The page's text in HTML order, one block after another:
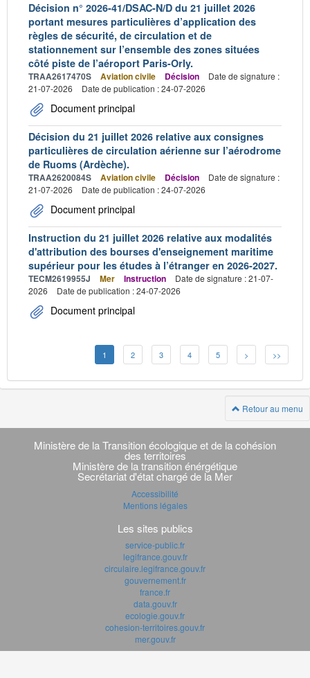
Décision n° 2026-41/DSAC-N/D du 21 juillet 2026
portant mesures particulières d’application des
règles de sécurité, de circulation et de
stationnement sur l’ensemble des zones situées
côté piste de l’aéroport Paris-Orly.
TRAA2617470S Aviation civile Décision
Date de signature :
21-07-2026
Date de publication : 24-07-2026
Document principal
Décision du 21 juillet 2026 relative aux consignes
particulières de circulation aérienne sur l’aérodrome
de Ruoms (Ardèche).
TRAA2620084S Aviation civile Décision
Date de signature :
21-07-2026
Date de publication : 24-07-2026
Document principal
Instruction du 21 juillet 2026 relative aux modalités
d'attribution des bourses d'enseignement maritime
supérieur pour les études à l’étranger en 2026-2027.
TECM2619955J Mer Instruction
Date de signature : 21-07-
2026
Date de publication : 24-07-2026
Document principal
1 2 3 4 5 > >>
Retour au menu
Navigation
transverse
Ministère de la Transition écologique et de la cohésion
des territoires
Ministère de la transition énérgétique
Secrétariat d'état chargé de la Mer
Accessibilité
Mentions légales
Les sites publics
service-public.fr
legifrance.gouv.fr
circulaire.legifrance.gouv.fr
gouvernement.fr
france.fr
data.gouv.fr
ecologie.gouv.fr
cohesion-territoires.gouv.fr
mer.gouv.fr